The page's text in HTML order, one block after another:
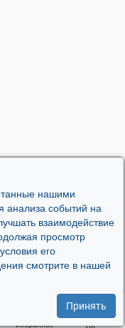
нашими
анализа событий на
взаимодействие
просмотр
его
смотрите в нашей
Принять
Избранное ЛК